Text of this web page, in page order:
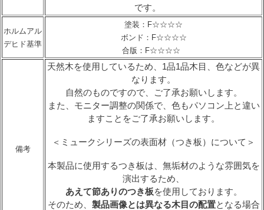
です。
ホルムアル
デヒド基準
塗装：F☆☆☆☆
ボンド：F☆☆☆☆
合版：F☆☆☆☆
備考
天然木を使用しているため、1品1品木目、色などが異
なります。
自然のものですので、ご了承お願いします。
また、モニター調整の関係で、色もパソコン上と違い
ますことをご了承お願いします。
＜ミュークシリーズの表面材（つき板）について＞
本製品に使用するつき板は、無垢材のような雰囲気を
演出するため、
あえて節ありのつき板を使用しております。
そのため、 製品画像とは異なる木目の配置となる場合